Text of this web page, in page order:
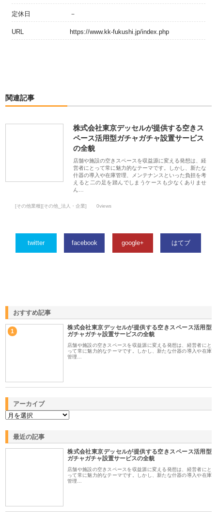
定休日 －
URL https://www.kk-fukushi.jp/index.php
関連記事
株式会社東京デッセルが提供する空きス
ペース活用型ガチャガチャ設置サービス
の全貌
店舗や施設の空きスペースを収益源に変える発想は、経
営者にとって常に魅力的なテーマです。しかし、新たな
什器の導入や在庫管理、メンテナンスといった負担を考
えると二の足を踏んでしまうケースも少なくありませ
ん…
[その他業種][その他_法人・企業] 0views
twitter facebook google+ はてブ
おすすめ記事
1
株式会社東京デッセルが提供する空きスペース活用型
ガチャガチャ設置サービスの全貌
店舗や施設の空きスペースを収益源に変える発想は、経営者にと
って常に魅力的なテーマです。しかし、新たな什器の導入や在庫
管理…
アーカイブ
最近の記事
株式会社東京デッセルが提供する空きスペース活用型
ガチャガチャ設置サービスの全貌
店舗や施設の空きスペースを収益源に変える発想は、経営者にと
って常に魅力的なテーマです。しかし、新たな什器の導入や在庫
管理…